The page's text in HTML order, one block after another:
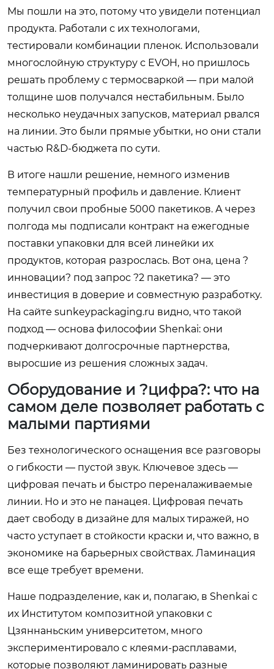
Мы пошли на это, потому что увидели потенциал
продукта. Работали с их технологами,
тестировали комбинации пленок. Использовали
многослойную структуру с EVOH, но пришлось
решать проблему с термосваркой — при малой
толщине шов получался нестабильным. Было
несколько неудачных запусков, материал рвался
на линии. Это были прямые убытки, но они стали
частью R&D-бюджета по сути.
В итоге нашли решение, немного изменив
температурный профиль и давление. Клиент
получил свои пробные 5000 пакетиков. А через
полгода мы подписали контракт на ежегодные
поставки упаковки для всей линейки их
продуктов, которая разрослась. Вот она, цена ?
инновации? под запрос ?2 пакетика? — это
инвестиция в доверие и совместную разработку.
На сайте sunkeypackaging.ru видно, что такой
подход — основа философии Shenkai: они
подчеркивают долгосрочные партнерства,
выросшие из решения сложных задач.
Оборудование и ?цифра?: что на
самом деле позволяет работать с
малыми партиями
Без технологического оснащения все разговоры
о гибкости — пустой звук. Ключевое здесь —
цифровая печать и быстро переналаживаемые
линии. Но и это не панацея. Цифровая печать
дает свободу в дизайне для малых тиражей, но
часто уступает в стойкости краски и, что важно, в
экономике на барьерных свойствах. Ламинация
все еще требует времени.
Наше подразделение, как и, полагаю, в Shenkai с
их Институтом композитной упаковки с
Цзяннаньским университетом, много
экспериментировало с клеями-расплавами,
которые позволяют ламинировать разные